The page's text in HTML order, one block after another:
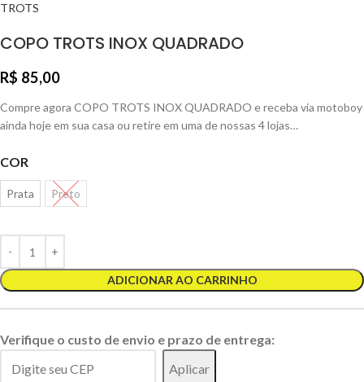
TROTS
COPO TROTS INOX QUADRADO
R$ 85,00
Compre agora COPO TROTS INOX QUADRADO e receba via motoboy
ainda hoje em sua casa ou retire em uma de nossas 4 lojas…
COR
Prata Preto
ADICIONAR AO CARRINHO
Verifique o custo de envio e prazo de entrega:
Aplicar